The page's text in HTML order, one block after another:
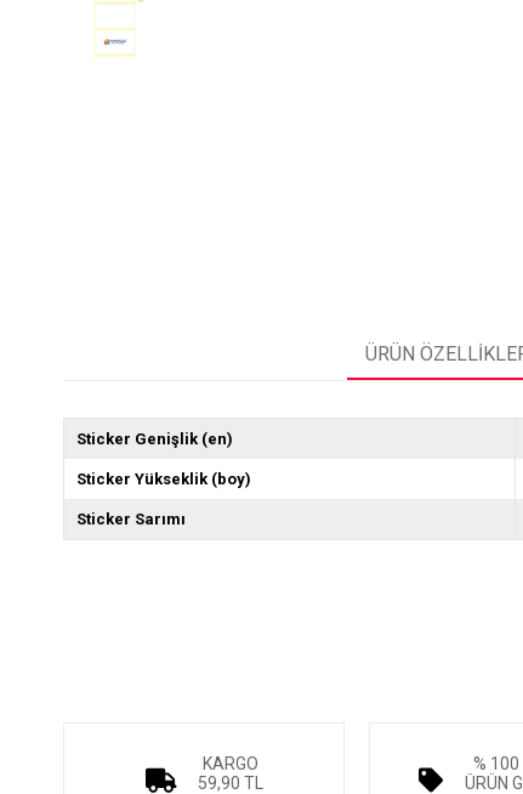
ÜRÜN
Sticker Genişlik (en)
Sticker Yükseklik (boy)
Sticker Sarımı
KARGO
59,90 TL
% 100
ÜRÜN